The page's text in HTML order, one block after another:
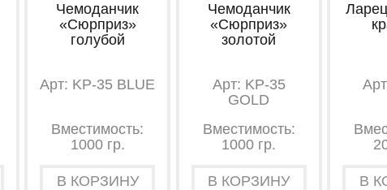
Чемоданчик
«Сюрприз»
голубой
Арт: KP-35 BLUE
Вместимость:
1000 гр.
В КОРЗИНУ
Чемоданчик
«Сюрприз»
золотой
Арт: KP-35
GOLD
Вместимость:
1000 гр.
В КОРЗИНУ В